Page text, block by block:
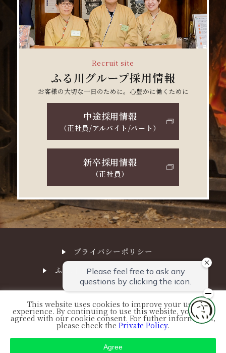
Recruit site
ふる川グループ採用情報
お客様の大切な一日のために。心豊かに働くために
中途採用情報
（正社員/アルバイト/パート）
新卒採用情報
（正社員）
プライバシーポリシー
ふる川サステナビリティ経営方針
© FURUKAWA. All Right Reserved.
This website uses cookies to improve your user
experience. By continuing to use this website, you have
agreed with our cookie consent. For futher information,
please check the Private Policy.
Agree